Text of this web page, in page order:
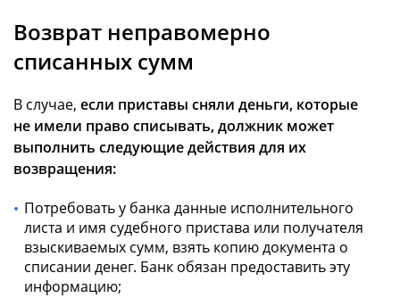
Возврат неправомерно
списанных сумм
В случае, если приставы сняли деньги, которые
не имели право списывать, должник может
выполнить следующие действия для их
возвращения:
Потребовать у банка данные исполнительного
листа и имя судебного пристава или получателя
взыскиваемых сумм, взять копию документа о
списании денег. Банк обязан предоставить эту
информацию;